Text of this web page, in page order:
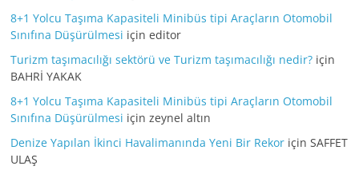
8+1 Yolcu Taşıma Kapasiteli Minibüs tipi Araçların Otomobil
Sınıfına Düşürülmesi içineditor
Turizm taşımacılığı sektörü ve Turizm taşımacılığı nedir? için
BAHRİ YAKAK
8+1 Yolcu Taşıma Kapasiteli Minibüs tipi Araçların Otomobil
Sınıfına Düşürülmesi içinzeynel altın
Denize Yapılan İkinci Havalimanında Yeni Bir Rekor içinSAFFET
ULAŞ